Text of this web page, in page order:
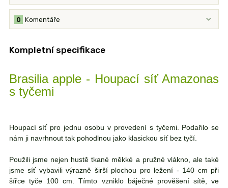
Komentáře
0
Kompletní specifikace
Brasilia apple - Houpací síť Amazonas
s tyčemi
Houpací síť pro jednu osobu v provedení s tyčemi. Podařilo se
nám ji navrhnout tak pohodlnou jako klasickou síť bez tyčí.
Použili jsme nejen hustě tkané měkké a pružné vlákno, ale také
jsme síť vybavili výrazně širší plochou pro ležení - 140 cm při
šířce tyče 100 cm. Tímto vzniklo báječné prověšení sítě, ve